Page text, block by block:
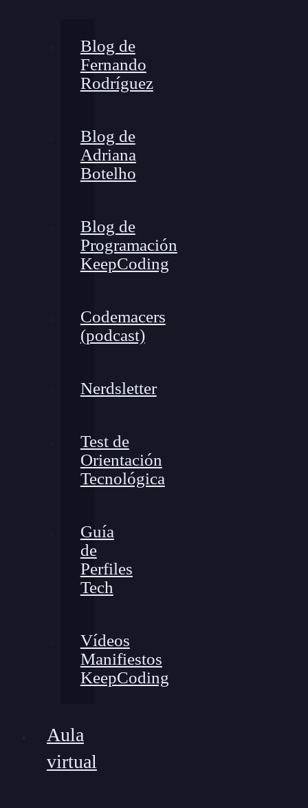
Blog de
Fernando
Rodríguez
Blog de
Adriana
Botelho
Blog de
Programación
KeepCoding
Codemacers
(podcast)
Nerdsletter
Test de
Orientación
Tecnológica
Guía
de
Perfiles
Tech
Vídeos
Manifiestos
KeepCoding
Aula
virtual